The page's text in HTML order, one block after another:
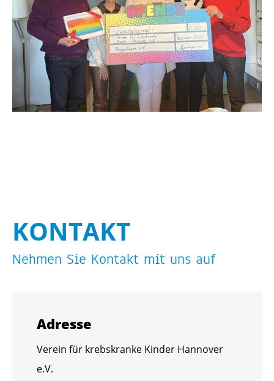
KON­TAKT
Neh­men Sie Kon­takt mit uns auf
Adres­se
Ver­ein für krebs­kran­ke Kin­der Han­no­ver
e.V.